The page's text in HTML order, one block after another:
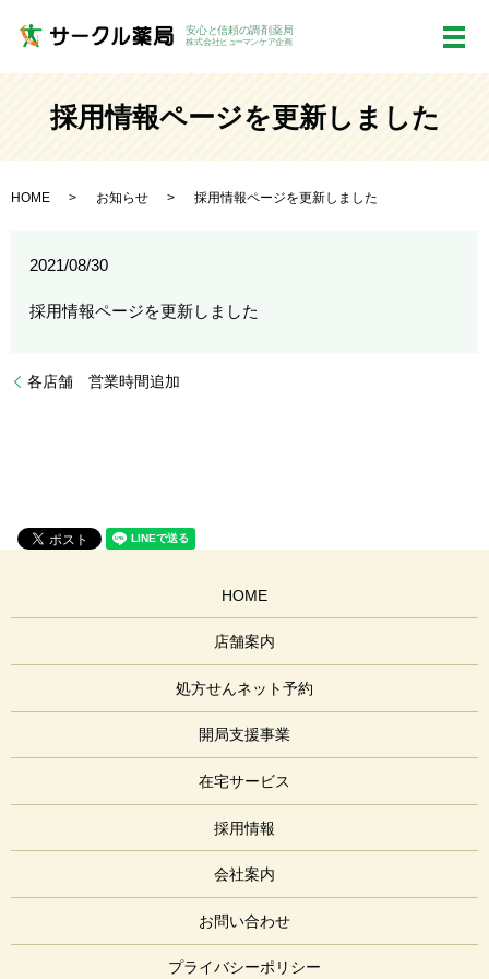
メ
採用情報ページを更新しました
HOME お知らせ 採用情報ページを更新しました
2021/08/30
採用情報ページを更新しました
各店舗 営業時間追加
HOME
店舗案内
処方せんネット予約
開局支援事業
在宅サービス
採用情報
会社案内
お問い合わせ
プライバシーポリシー